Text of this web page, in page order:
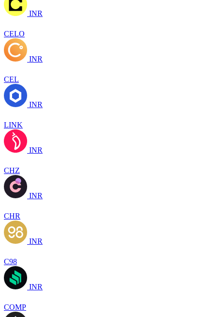
INR
CELO
INR
CEL
INR
LINK
INR
CHZ
INR
CHR
INR
C98
INR
COMP